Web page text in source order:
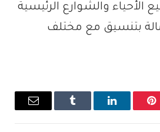
الأحياء والشوارع الرئيسية
بتنسيق مع مختلف
بينتيريستلينكدإن Tumblr
البريد